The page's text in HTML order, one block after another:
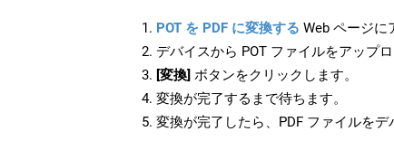
POT を PDF に変換する Web ページに
デバイスから POT ファイルをアップロ
[変換] ボタンをクリックします。
変換が完了するまで待ちます。
変換が完了したら、PDF ファイルをデ